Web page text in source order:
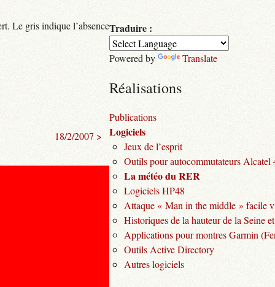
Le gris indique l’absence
18/2/2007 >
Traduire :
Powered by Translate
Réalisations
Publications
Logiciels
Jeux de l’esprit
Outils pour autocommutateurs Alcatel
La météo du RER
Logiciels HP48
Attaque « Man in the middle » facile
Historiques de la hauteur de la Seine
Applications pour montres Garmin
Outils Active Directory
Autres logiciels